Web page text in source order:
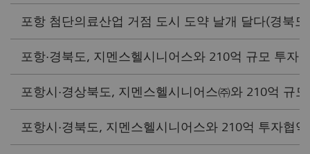
포항 첨단의료산업 거점 도시 도약 날개 달다(경북
포항·경북도, 지멘스헬시니어스와 210억 규모 투자
포항시·경상북도, 지멘스헬시니어스㈜와 210억 규
포항시·경북도, 지멘스헬시니어스와 210억 투자협